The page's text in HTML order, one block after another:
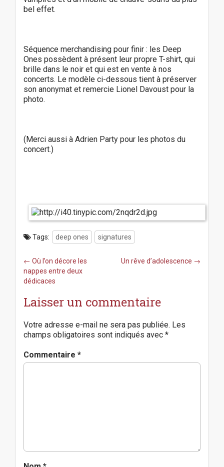
bel effet.
Séquence merchandising pour finir : les Deep
Ones possèdent à présent leur propre T-shirt, qui
brille dans le noir et qui est en vente à nos
concerts. Le modèle ci-dessous tient à préserver
son anonymat et remercie Lionel Davoust pour la
photo.
(Merci aussi à Adrien Party pour les photos du
concert.)
Tags: deep ones signatures
P
o
s
n
v
i
a
t
← Où l’on décore les
nappes entre deux
dédicaces
Un rêve d’adolescence →
Laisser un commentaire
Votre adresse e-mail ne sera pas publiée. Les
champs obligatoires sont indiqués avec *
Commentaire *